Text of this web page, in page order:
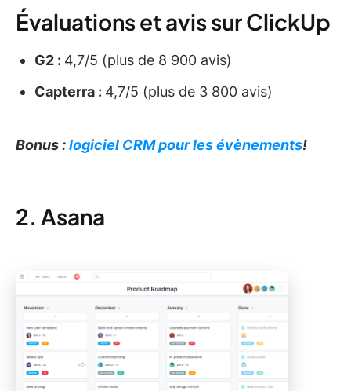
Évaluations et avis sur ClickUp
G2 : 4,7/5 (plus de 8 900 avis)
Capterra : 4,7/5 (plus de 3 800 avis)
Bonus :logiciel CRM pour les évènements!
2. Asana